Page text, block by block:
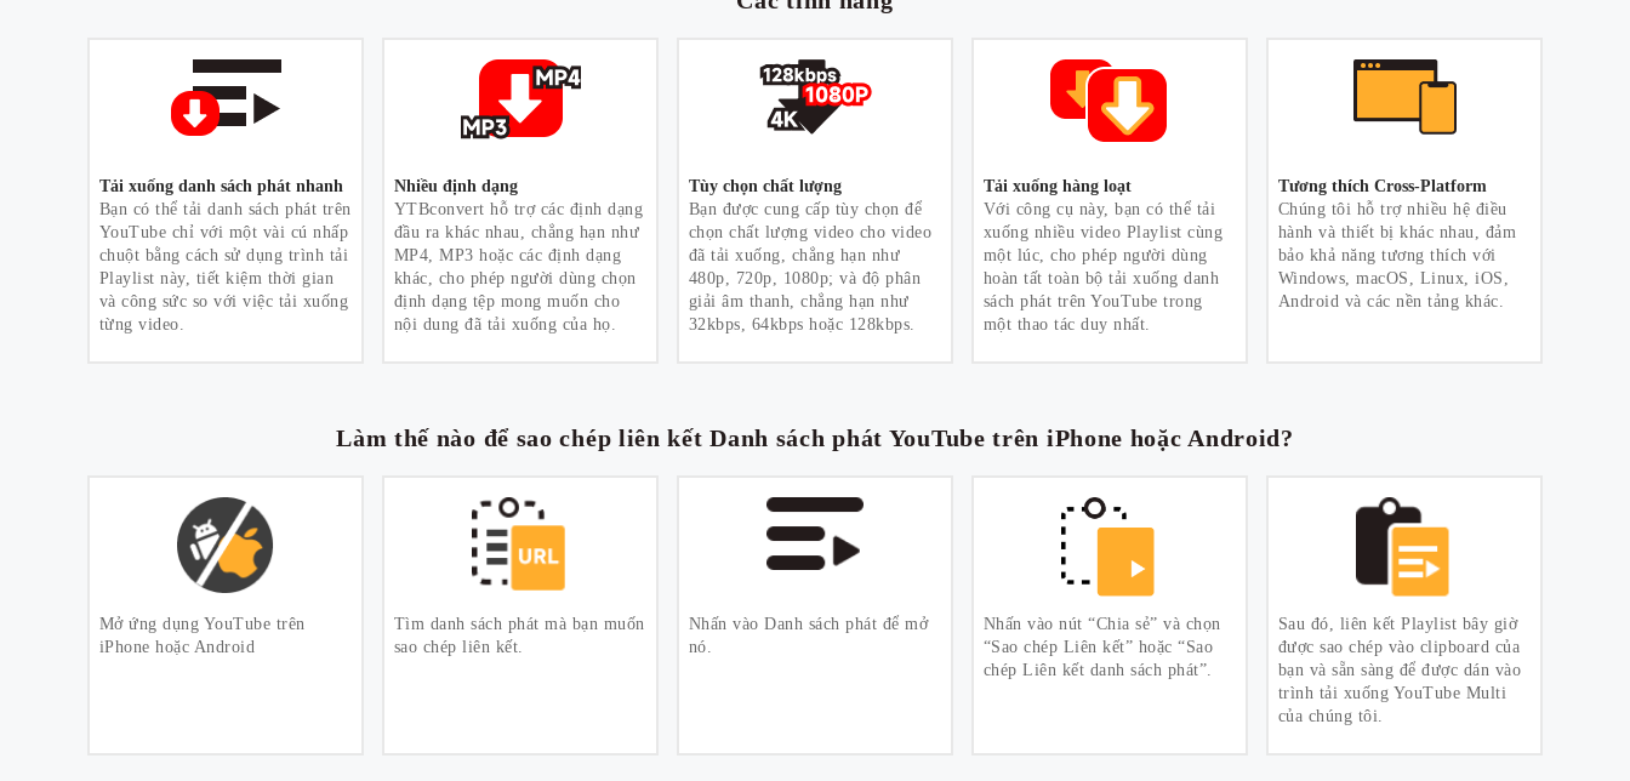
Tải xuống danh sách phát nhanh
Bạn có thể tải danh sách phát trên
YouTube chỉ với một vài cú nhấp
chuột bằng cách sử dụng trình tải
Playlist này, tiết kiệm thời gian
và công sức so với việc tải xuống
từng video.
Nhiều định dạng
YTBconvert hỗ trợ các định dạng
đầu ra khác nhau, chẳng hạn như
MP4, MP3 hoặc các định dạng
khác, cho phép người dùng chọn
định dạng tệp mong muốn cho
nội dung đã tải xuống của họ.
Tùy chọn chất lượng
Bạn được cung cấp tùy chọn để
chọn chất lượng video cho video
đã tải xuống, chẳng hạn như
480p, 720p, 1080p; và độ phân
giải âm thanh, chẳng hạn như
32kbps, 64kbps hoặc 128kbps.
Tải xuống hàng loạt
Với công cụ này, bạn có thể tải
xuống nhiều video Playlist cùng
một lúc, cho phép người dùng
hoàn tất toàn bộ tải xuống danh
sách phát trên YouTube trong
một thao tác duy nhất.
Tương thích Cross-Platform
Chúng tôi hỗ trợ nhiều hệ điều
hành và thiết bị khác nhau, đảm
bảo khả năng tương thích với
Windows, macOS, Linux, iOS,
Android và các nền tảng khác.
Làm thế nào để sao chép liên kết Danh sách phát YouTube trên iPhone hoặc Android?
Mở ứng dụng YouTube trên
iPhone hoặc Android
Tìm danh sách phát mà bạn muốn
sao chép liên kết.
Nhấn vào Danh sách phát để mở
nó.
Nhấn vào nút “Chia sẻ” và chọn
“Sao chép Liên kết” hoặc “Sao
chép Liên kết danh sách phát”.
Sau đó, liên kết Playlist bây giờ
được sao chép vào clipboard của
bạn và sẵn sàng để được dán vào
trình tải xuống YouTube Multi
của chúng tôi.